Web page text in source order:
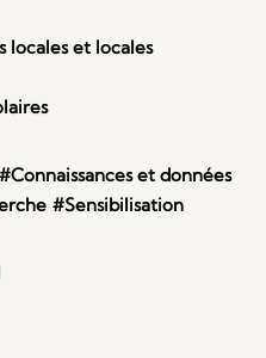
locales et locales
#Connaissances et données
#Sensibilisation